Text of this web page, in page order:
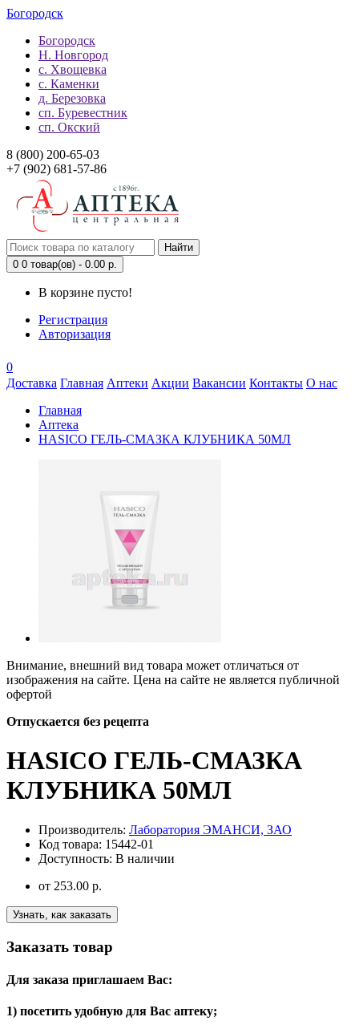
Богородск
Богородск
Н. Новгород
с. Хвощевка
с. Каменки
д. Березовка
сп. Буревестник
сп. Окский
8 (800) 200-65-03
+7 (902) 681-57-86
Найти
0 0 товар(ов) - 0.00 р.
В корзине пусто!
Регистрация
Авторизация
0
Доставка Главная Аптеки Акции Вакансии Контакты О нас
Главная
Аптека
HASICO ГЕЛЬ-СМАЗКА КЛУБНИКА 50МЛ
Внимание, внешний вид товара может отличаться от
изображения на сайте. Цена на сайте не является публичной
офертой
Отпускается без рецепта
HASICO ГЕЛЬ-СМАЗКА
КЛУБНИКА 50МЛ
Производитель: Лаборатория ЭМАНСИ, ЗАО
Код товара: 15442-01
Доступность: В наличии
от 253.00 р.
Узнать, как заказать
Заказать товар
Для заказа приглашаем Вас:
1) посетить удобную для Вас аптеку;